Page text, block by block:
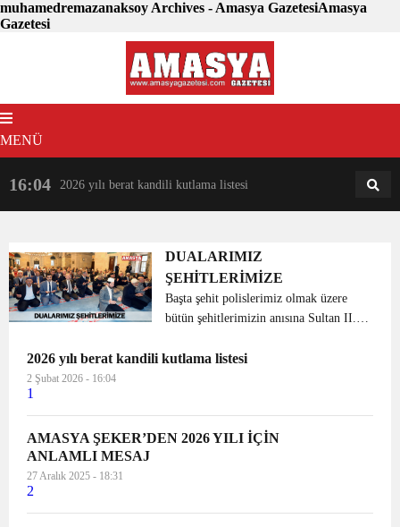
muhamedremazanaksoy Archives - Amasya GazetesiAmasya
Gazetesi
MENÜ
16:04 2026 yılı berat kandili kutlama listesi 18:31
DUALARIMIZ
ŞEHİTLERİMİZE
Başta şehit polislerimiz olmak üzere
bütün şehitlerimizin anısına Sultan II.
okundu. Türk Polis Teşkilatı’nın 174.
2026 yılı berat kandili kutlama listesi
2 Şubat 2026 - 16:04
1
AMASYA ŞEKER’DEN 2026 YILI İÇİN
ANLAMLI MESAJ
27 Aralık 2025 - 18:31
2